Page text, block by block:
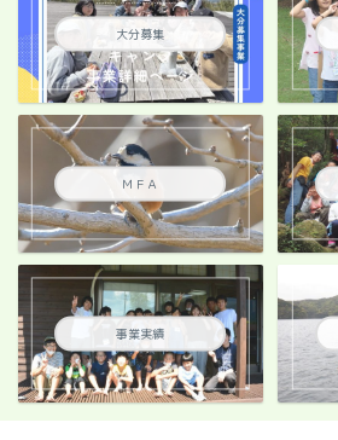
大分募集
ＭＦＡ
事業実績